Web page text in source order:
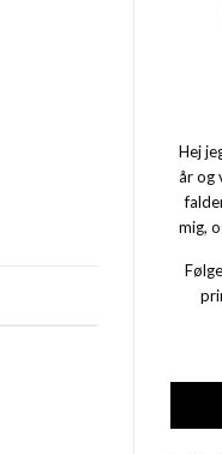
Hej
år og
mig,